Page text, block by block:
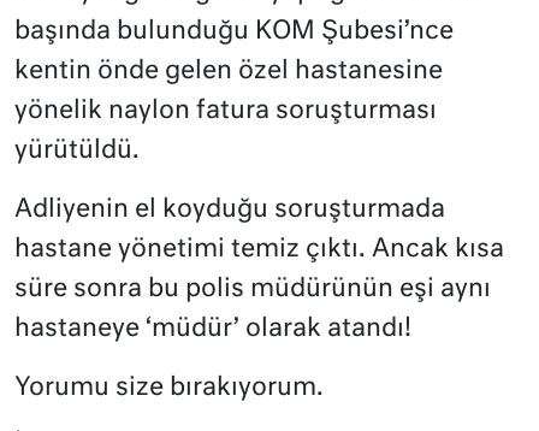
başında bulunduğu KOM Şubesi’nce
kentin önde gelen özel hastanesine
yönelik naylon fatura soruşturması
yürütüldü.
Adliyenin el koyduğu soruşturmada
hastane yönetimi temiz çıktı. Ancak kısa
süre sonra bu polis müdürünün eşi aynı
hastaneye ‘müdür’ olarak atandı!
Yorumu size bırakıyorum.